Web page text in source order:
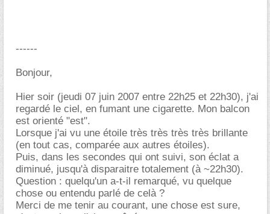
------
Bonjour,
Hier soir (jeudi 07 juin 2007 entre 22h25 et 22h30), j'ai
regardé le ciel, en fumant une cigarette. Mon balcon
est orienté "est".
Lorsque j'ai vu une étoile très très très très brillante
(en tout cas, comparée aux autres étoiles).
Puis, dans les secondes qui ont suivi, son éclat a
diminué, jusqu'à disparaitre totalement (à ~22h30).
Question : quelqu'un a-t-il remarqué, vu quelque
chose ou entendu parlé de celà ?
Merci de me tenir au courant, une chose est sure,